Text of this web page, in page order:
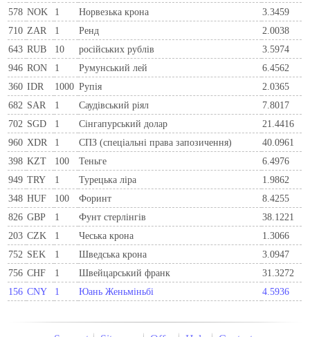
578 NOK 1 Норвезька крона
3.3459
710 ZAR 1 Ренд
2.0038
643 RUB 10 російських рублів
3.5974
946 RON 1 Румунський лей
6.4562
360 IDR 1000 Рупія
2.0365
682 SAR 1 Саудівський ріял
7.8017
702 SGD 1 Сінгапурський долар
21.4416
960 XDR 1 СПЗ (спеціальні права запозичення)
40.0961
398 KZT 100 Теньге
6.4976
949 TRY 1 Турецька ліра
1.9862
348 HUF 100 Форинт
8.4255
826 GBP 1 Фунт стерлінгів
38.1221
203 CZK 1 Чеська крона
1.3066
752 SEK 1 Шведська крона
3.0947
756 CHF 1 Швейцарський франк
31.3272
156 CNY 1 Юань Женьміньбі 4.5936